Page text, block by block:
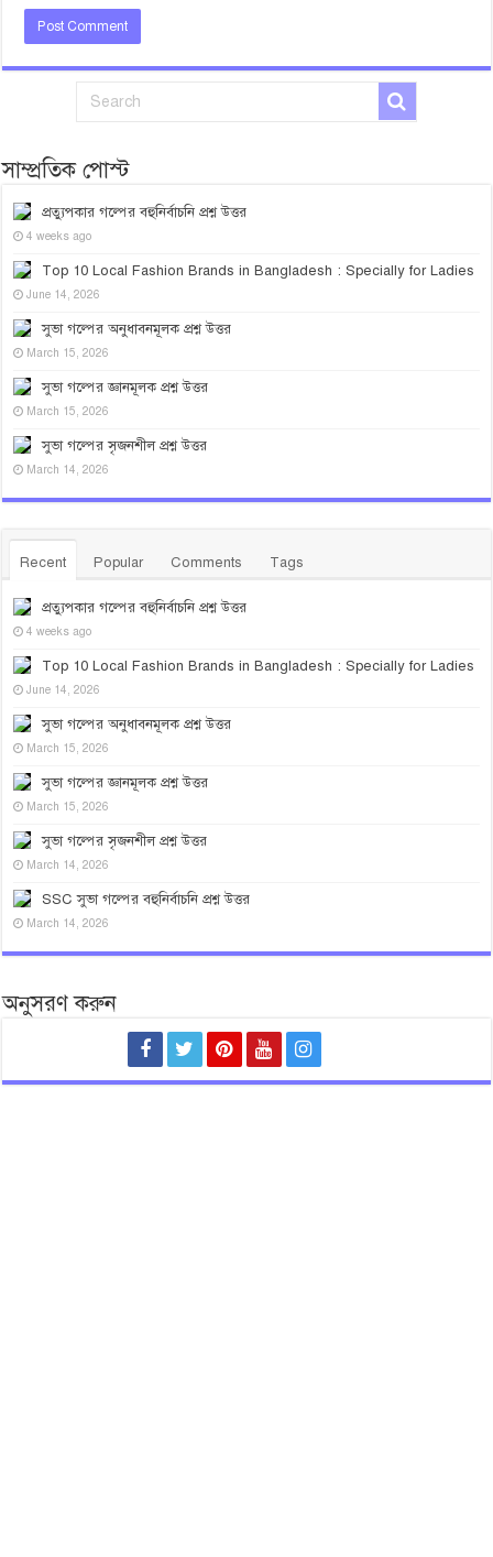
সাম্প্রতিক পোস্ট
প্রত্যুপকার গল্পের বহুনির্বাচনি প্রশ্ন উত্তর
4 weeks ago
Top 10 Local Fashion Brands in Bangladesh : Specially for Ladies
June 14, 2026
সুভা গল্পের অনুধাবনমূলক প্রশ্ন উত্তর
March 15, 2026
সুভা গল্পের জ্ঞানমূলক প্রশ্ন উত্তর
March 15, 2026
সুভা গল্পের সৃজনশীল প্রশ্ন উত্তর
March 14, 2026
Recent Popular Comments Tags
প্রত্যুপকার গল্পের বহুনির্বাচনি প্রশ্ন উত্তর
4 weeks ago
Top 10 Local Fashion Brands in Bangladesh : Specially for Ladies
June 14, 2026
সুভা গল্পের অনুধাবনমূলক প্রশ্ন উত্তর
March 15, 2026
সুভা গল্পের জ্ঞানমূলক প্রশ্ন উত্তর
March 15, 2026
সুভা গল্পের সৃজনশীল প্রশ্ন উত্তর
March 14, 2026
SSC সুভা গল্পের বহুনির্বাচনি প্রশ্ন উত্তর
March 14, 2026
অনুসরণ করুন